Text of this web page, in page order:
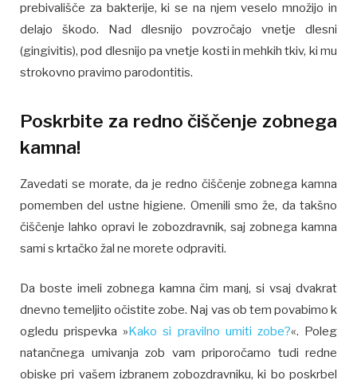
prebivališče za bakterije, ki se na njem veselo množijo in
delajo škodo. Nad dlesnijo povzročajo vnetje dlesni
(gingivitis), pod dlesnijo pa vnetje kosti in mehkih tkiv, ki mu
strokovno pravimo parodontitis.
Poskrbite za redno čiščenje zobnega
kamna!
Zavedati se morate, da je redno čiščenje zobnega kamna
pomemben del ustne higiene. Omenili smo že, da takšno
čiščenje lahko opravi le zobozdravnik, saj zobnega kamna
sami s krtačko žal ne morete odpraviti.
Da boste imeli zobnega kamna čim manj, si vsaj dvakrat
dnevno temeljito očistite zobe. Naj vas ob tem povabimo k
ogledu prispevka » Kako si pravilno umiti zobe?«. Poleg
natančnega umivanja zob vam priporočamo tudi redne
obiske pri vašem izbranem zobozdravniku, ki bo poskrbel